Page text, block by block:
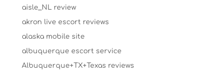
aisle_NL review
akron live escort reviews
alaska mobile site
albuquerque escort service
Albuquerque+TX+Texas reviews